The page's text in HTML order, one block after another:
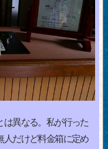
は異なる。私が行った
人だけど料金箱に定め